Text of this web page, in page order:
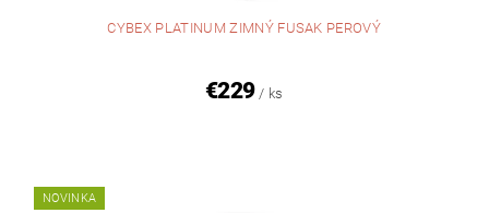
CYBEX PLATINUM ZIMNÝ FUSAK PEROVÝ
€229 / ks
NOVINKA